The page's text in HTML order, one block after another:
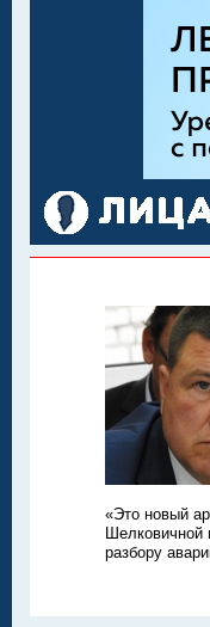
«Это новый
Шелковичной
разбору